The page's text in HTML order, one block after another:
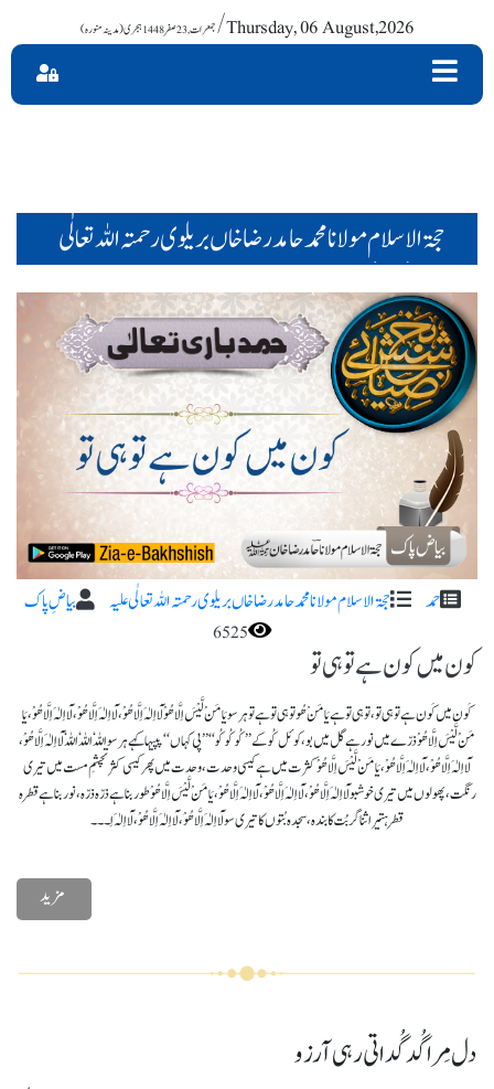
/ Thursday, 06 August,2026
حجۃ الاسلام مولانا محمد حامد رضا خاں بریلوی رحمتہ اللہ تعا لٰی
علیہ (11)
حمد حجۃ الاسلام مولانا محمد حامد رضا خاں بریلوی رحمتہ اللہ تعا لٰی علیہ
بیاضِ پاک
6525
کون میں کون ہے تو ہی تو
کَون میں کَون ہے تو ہی تو، تو ہی تو ہے یَا مَنْ ھُوتو ہی تو ہے تو ہر سویَا مَنْ لَّیْسَ اِلَّا ھُوْ لَآ اِلٰہَ اِلَّا ھُوْ، لَآ اِلٰہَ اِلَّا ھُوْ، لَآ اِلٰہَ اِلَّا ھُوْ، یَا
مَنْ لَّیْسَ اِلَّا ھُوْ ذرّے میں نور ہے گل میں بو، کوئل کُوکے ’’کُو کُو کُو‘‘’’پی کہاں‘‘ پپیہا کہے ہر سو اللہٗ اللہٗ اللہٗ لَآ اِلٰہَ اِلَّا ھُوْ،
لَآ اِلٰہَ اِلَّا ھُوْ، لَآ اِلٰہَ اِلَّا ھُوْ، یَا مَنْ لَّیْسَ اِلَّا ھُوْ کثرت میں ہے کیسی وحدت، وحدت میں پھر کیسی کثرتچشمِ مست میں تیری
رنگت، پھولوں میں تیری خوشبو لَآ اِلٰہَ اِلَّا ھُوْ، لَآ اِلٰہَ اِلَّا ھُوْ، لَآ اِلٰہَ اِلَّا ھُوْ، یَا مَنْ لَّیْسَ اِلَّا ھُوْ طور بنا ہے ذرّہ ذرّہ، نور بنا ہے قطرہ
قطرہتیرا ثنا گر بُت کا بندہ، سجدہ بُتوں کا تیری سو لَآ اِلٰہَ اِلَّا ھُوْ، لَآ اِلٰہَ اِلَّا ھُوْ، لَآ اِلٰہَ اِ۔۔۔
مزید
دل مِرا گُدگُداتی رہی آرزو